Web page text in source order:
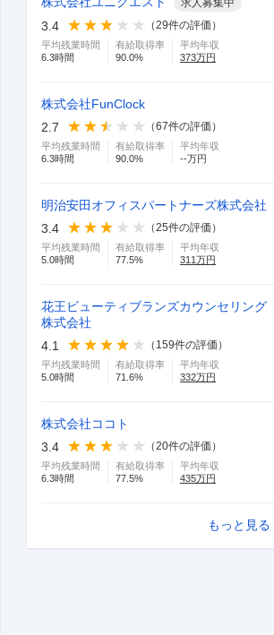
求人募集中
3.4 （29件の評価）
平均残業時間
6.3時間
有給取得率
90.0%
平均年収
373万円
株式会社FunClock
2.7
（67件の評価）
平均残業時間
6.3時間
有給取得率
90.0%
平均年収
--万円
明治安田オフィスパートナーズ株式会社
3.4
（25件の評価）
平均残業時間
5.0時間
有給取得率
77.5%
平均年収
311 万円
花王ビューティブランズカウンセリング
株式会社
4.1
（ 159件の評価）
平均残業時間
5.0時間
有給取得率
71.6%
平均年収
332万円
株式会社ココト
3.4
（20件の評価）
平均残業時間
6.3時間
有給取得率
77.5%
平均年収
435万円
もっと見る